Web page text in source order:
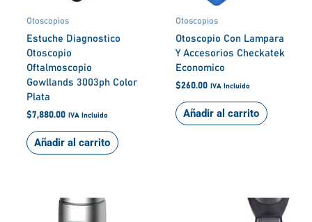
Otoscopios
Estuche Diagnostico
Otoscopio
Oftalmoscopio
Gowllands 3003ph Color
Plata
$7,880.00 IVA Incluido
Añadir al carrito
Otoscopios
Otoscopio Con Lampara
Y Accesorios Checkatek
Economico
$260.00 IVA Incluido
Añadir al carrito